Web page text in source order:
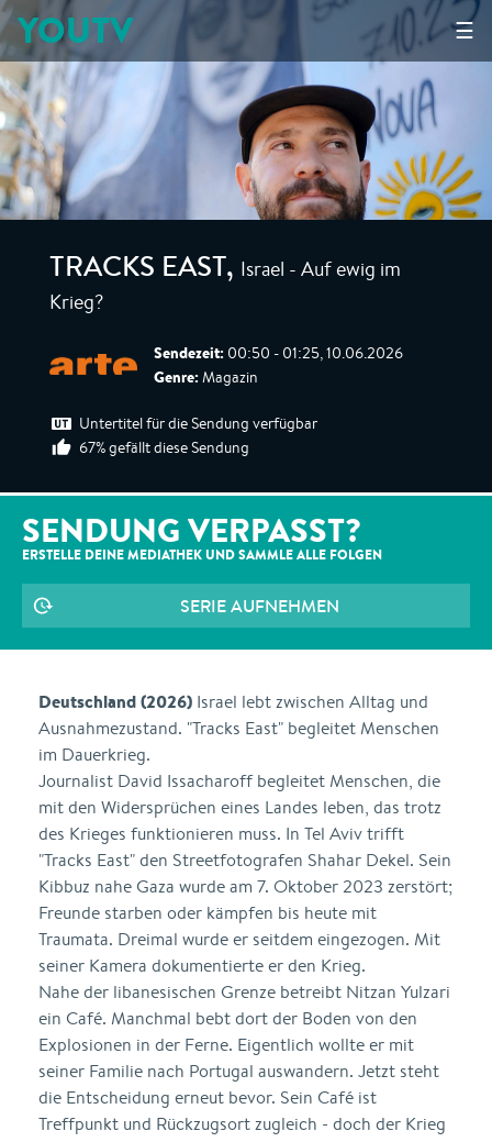
☰
YOUTV
TRACKS EAST, Israel - Auf ewig im
Krieg?
Sendezeit: 00:50 - 01:25, 10.06.2026
Genre: Magazin
Untertitel für die Sendung verfügbar
67% gefällt diese Sendung
SENDUNG VERPASST?
ERSTELLE DEINE MEDIATHEK UND SAMMLE ALLE FOLGEN
SERIE AUFNEHMEN
Deutschland (2026) Israel lebt zwischen Alltag und
Ausnahmezustand. "Tracks East" begleitet Menschen
im Dauerkrieg.
Journalist David Issacharoff begleitet Menschen, die
mit den Widersprüchen eines Landes leben, das trotz
des Krieges funktionieren muss. In Tel Aviv trifft
"Tracks East" den Streetfotografen Shahar Dekel. Sein
Kibbuz nahe Gaza wurde am 7. Oktober 2023 zerstört;
Freunde starben oder kämpfen bis heute mit
Traumata. Dreimal wurde er seitdem eingezogen. Mit
seiner Kamera dokumentierte er den Krieg.
Nahe der libanesischen Grenze betreibt Nitzan Yulzari
ein Café. Manchmal bebt dort der Boden von den
Explosionen in der Ferne. Eigentlich wollte er mit
seiner Familie nach Portugal auswandern. Jetzt steht
die Entscheidung erneut bevor. Sein Café ist
Treffpunkt und Rückzugsort zugleich - doch der Krieg